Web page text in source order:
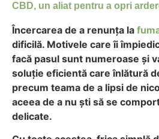
CBD, un aliat pentru a opri
Încercarea de a renunța la
dificilă. Motivele care îi
facă pasul sunt numeroase și
soluție eficientă care înlătură
precum teama de a lipsi de
aceea de a nu ști să se
delicate.